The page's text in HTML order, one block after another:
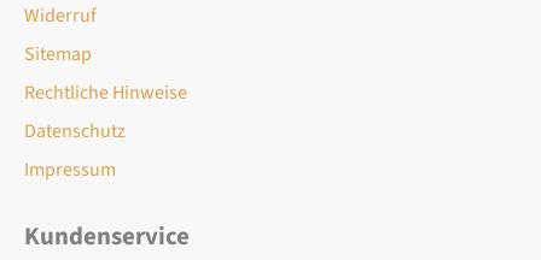
Widerruf
Sitemap
Rechtliche Hinweise
Datenschutz
Impressum
Kundenservice